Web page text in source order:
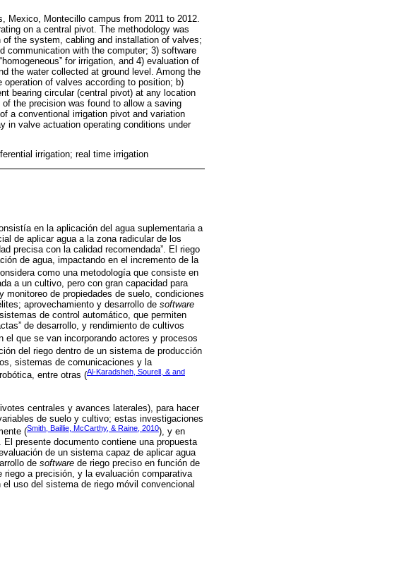
Mexico, Montecillo campus from 2011 to 2012.
on a central pivot. The methodology was
the system, cabling and installation of valves;
communication with the computer; 3) software
for irrigation, and 4) evaluation of
the water collected at ground level. Among the
of valves according to position; b)
bearing circular (central pivot) at any location
the precision was found to allow a saving
a conventional irrigation pivot and variation
in valve actuation operating conditions under
irrigation; real time irrigation
en la aplicación del agua suplementaria a
de aplicar agua a la zona radicular de los
precisa con la calidad recomendada”. El riego
de agua, impactando en el incremento de la
como una metodología que consiste en
a un cultivo, pero con gran capacidad para
de propiedades de suelo, condiciones
aprovechamiento y desarrollo de software
de control automático, que permiten
de desarrollo, y rendimiento de cultivos
que se van incorporando actores y procesos
del riego dentro de un sistema de producción
sistemas de comunicaciones y la
entre otras (Al-Karadsheh, Sourell, & and
centrales y avances laterales), para hacer
de suelo y cultivo; estas investigaciones
(Smith, Baillie, McCarthy, & Raine, 2010), y en
presente documento contiene una propuesta
de un sistema capaz de aplicar agua
de software de riego preciso en función de
a precisión, y la evaluación comparativa
uso del sistema de riego móvil convencional